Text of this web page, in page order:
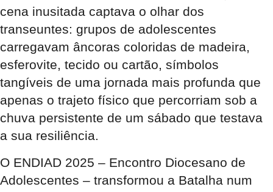
cena inusitada captava o olhar dos
transeuntes: grupos de adolescentes
carregavam âncoras coloridas de madeira,
esferovite, tecido ou cartão, símbolos
tangíveis de uma jornada mais profunda que
apenas o trajeto físico que percorriam sob a
chuva persistente de um sábado que testava
a sua resiliência.
O ENDIAD 2025 – Encontro Diocesano de
Adolescentes – transformou a Batalha num